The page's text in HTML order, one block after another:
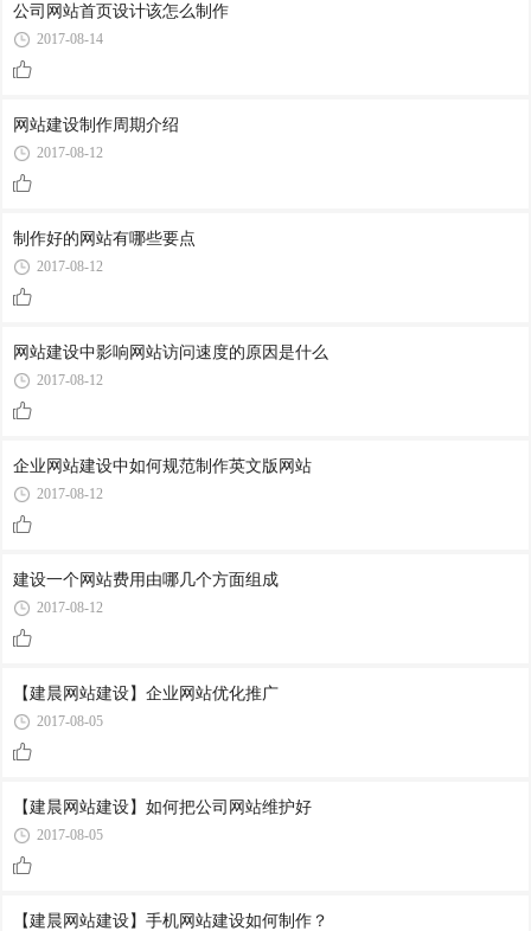
公司网站首页设计该怎么制作
2017-08-14
网站建设制作周期介绍
2017-08-12
制作好的网站有哪些要点
2017-08-12
网站建设中影响网站访问速度的原因是什么
2017-08-12
企业网站建设中如何规范制作英文版网站
2017-08-12
建设一个网站费用由哪几个方面组成
2017-08-12
【建晨网站建设】企业网站优化推广
2017-08-05
【建晨网站建设】如何把公司网站维护好
2017-08-05
【建晨网站建设】手机网站建设如何制作？